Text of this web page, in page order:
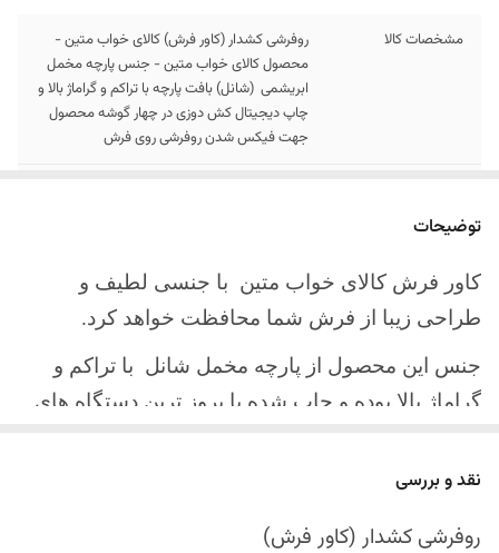
مشخصات کالا
روفرشی کشدار (کاور فرش) کالای خواب متین -
محصول کالای خواب متین - جنس پارچه مخمل
ابریشمی (شانل) بافت پارچه با تراکم و گراماژ بالا و
چاپ دیجیتال کش دوزی در چهار گوشه محصول
جهت فیکس شدن روفرشی روی فرش
ارسال کالا
آینده
توضیحات
کاور فرش کالای خواب متین با جنسی لطیف و
طراحی زیبا از فرش شما محافظت خواهد کرد.
جنس این محصول از پارچه مخمل شانل با تراکم و
گراماژ بالا بوده و چاپ شده با بروز ترین دستگاه های
چهار گوشه این محصول با کش باکیفیت دوخته‌شده
نقد و بررسی
روفرشی کشدار (کاور فرش)